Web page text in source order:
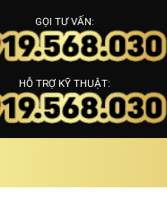
GỌI TƯ VẤN:
HỖ TRỢ KỸ THUẬT: